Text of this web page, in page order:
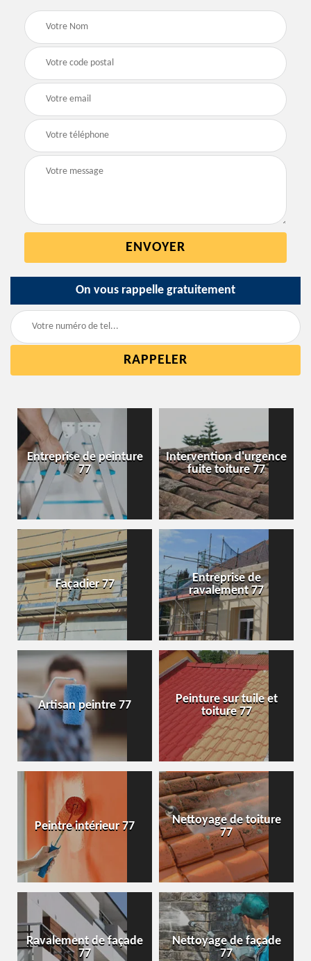
On vous rappelle gratuitement
Entreprise de peinture
77
Intervention d'urgence
fuite toiture 77
Façadier 77
Entreprise de
ravalement 77
Artisan peintre 77
Peinture sur tuile et
toiture 77
Peintre intérieur 77
Nettoyage de toiture
77
Ravalement de façade
77
Nettoyage de façade
77